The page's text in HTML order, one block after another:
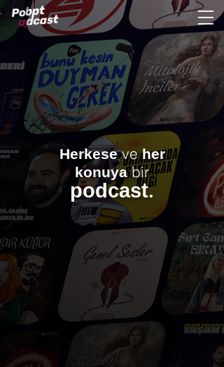
Herkese veher
konuya bir
podcast.